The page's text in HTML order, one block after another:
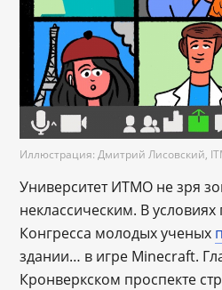
Иллюстрация: Дмитрий Лисовский,
Университет ИТМО не зря
неклассическим. В
Конгресса молодых ученых
здании… в игре Minecraft.
Кронверкском проспекте